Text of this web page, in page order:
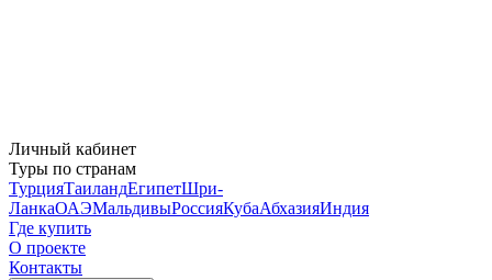
Личный кабинет
Туры по странам
ТурцияТаиландЕгипетШри-
ЛанкаОАЭМальдивыРоссияКубаАбхазияИндия
Где купить
О проекте
Контакты